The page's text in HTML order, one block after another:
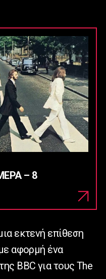
– 8
εκτενή επίθεση
αφορμή ένα
BBC για τους The